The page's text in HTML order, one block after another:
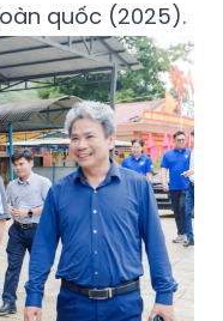
quốc (2025).